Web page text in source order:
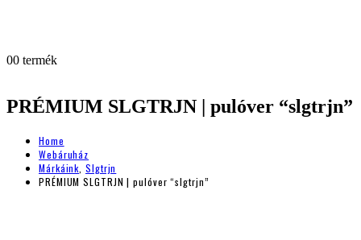
00 termék
PRÉMIUM SLGTRJN | pulóver “slgtrjn”
Home
Webáruház
Márkáink ,Slgtrjn
PRÉMIUM SLGTRJN | pulóver “slgtrjn”